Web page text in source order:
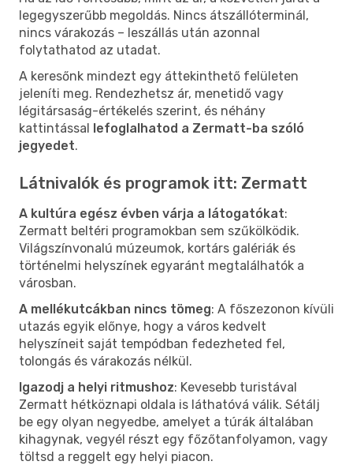
legegyszerűbb megoldás. Nincs átszállóterminál,
nincs várakozás – leszállás után azonnal
folytathatod az utadat.
A keresőnk mindezt egy áttekinthető felületen
jeleníti meg. Rendezhetsz ár, menetidő vagy
légitársaság-értékelés szerint, és néhány
kattintással lefoglalhatod a Zermatt-ba szóló
jegyedet.
Látnivalók és programok itt: Zermatt
A kultúra egész évben várja a látogatókat:
Zermatt beltéri programokban sem szűkölködik.
Világszínvonalú múzeumok, kortárs galériák és
történelmi helyszínek egyaránt megtalálhatók a
városban.
A mellékutcákban nincs tömeg: A főszezonon kívüli
utazás egyik előnye, hogy a város kedvelt
helyszíneit saját tempódban fedezheted fel,
tolongás és várakozás nélkül.
Igazodj a helyi ritmushoz: Kevesebb turistával
Zermatt hétköznapi oldala is láthatóvá válik. Sétálj
be egy olyan negyedbe, amelyet a túrák általában
kihagynak, vegyél részt egy főzőtanfolyamon, vagy
töltsd a reggelt egy helyi piacon.